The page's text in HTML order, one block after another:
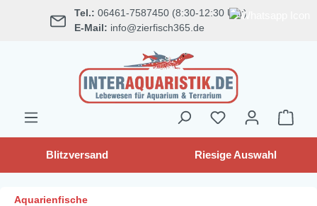
springen Tel.: 06461-7587450 (8:30-12:30 Uhr)
E-Mail: info@zierfisch365.de
Blitzversand Riesige Auswahl
Aquarienfische